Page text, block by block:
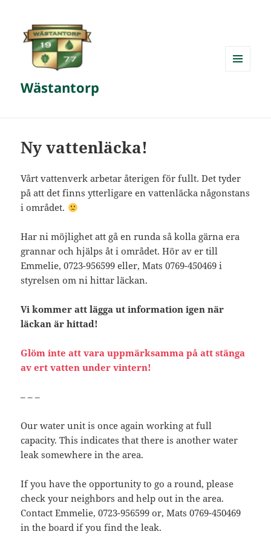
Wästantorp
Ny vattenläcka!
Vårt vattenverk arbetar återigen för fullt. Det tyder
på att det finns ytterligare en vattenläcka någonstans
i området.
Har ni möjlighet att gå en runda så kolla gärna era
grannar och hjälps åt i området. Hör av er till
Emmelie, 0723-956599 eller, Mats 0769-450469 i
styrelsen om ni hittar läckan.
Vi kommer att lägga ut information igen när
läckan är hittad!
Glöm inte att vara uppmärksamma på att stänga
av ert vatten under vintern!
– – –
Our water unit is once again working at full
capacity. This indicates that there is another water
leak somewhere in the area.
If you have the opportunity to go a round, please
check your neighbors and help out in the area.
Contact Emmelie, 0723-956599 or, Mats 0769-450469
in the board if you find the leak.